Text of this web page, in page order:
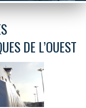
DE L’OUEST